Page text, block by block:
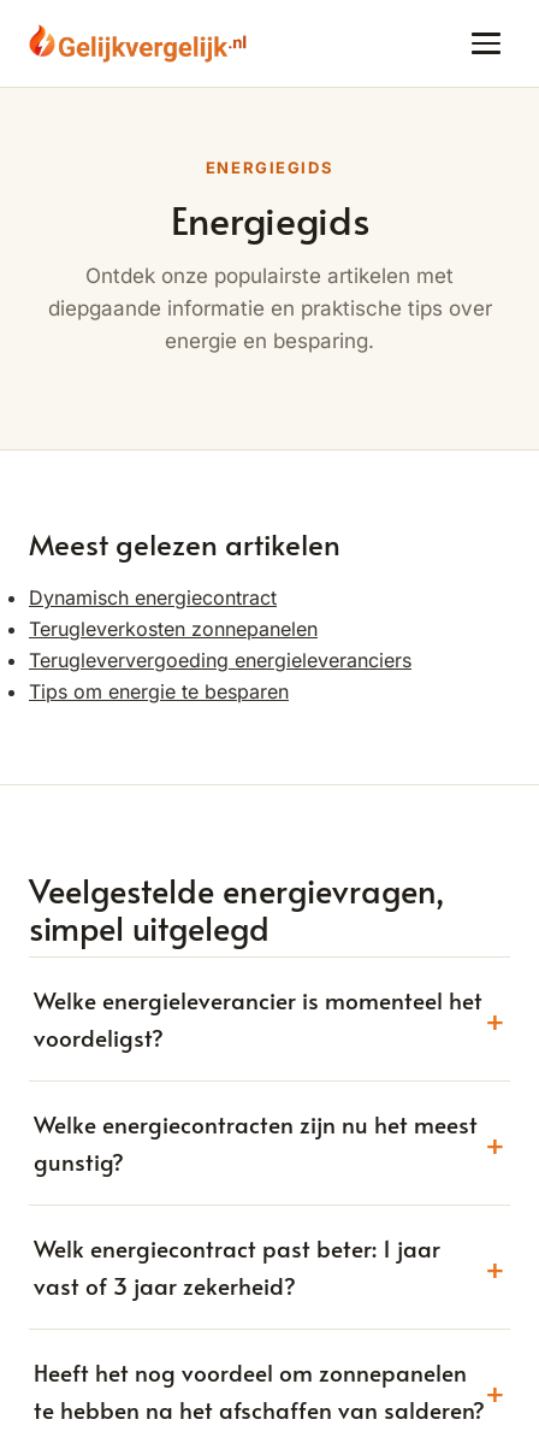
ENERGIEGIDS
Energiegids
Ontdek onze populairste artikelen met
diepgaande informatie en praktische tips over
energie en besparing.
Meest gelezen artikelen
Dynamisch energiecontract
Terugleverkosten zonnepanelen
Terugleververgoeding energieleveranciers
Tips om energie te besparen
Veelgestelde energievragen,
simpel uitgelegd
Welke energieleverancier is momenteel het
voordeligst?
+
Welke energiecontracten zijn nu het meest
gunstig?
+
Welk energiecontract past beter: 1 jaar
vast of 3 jaar zekerheid?
+
Heeft het nog voordeel om zonnepanelen
te hebben na het afschaffen van salderen?+